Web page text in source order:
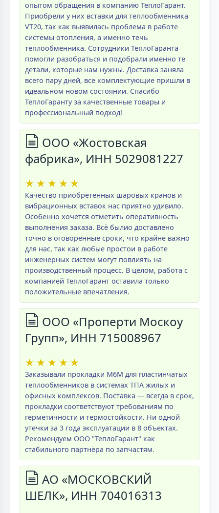
опытом обращения в компанию ТеплоГарант.
Приобрели у них вставки для теплообменника
VT20, так как выявилась проблема в работе
системы отопления, а именно течь
теплообменника. Сотрудники ТеплоГаранта
помогли разобраться и подобрали именно те
детали, которые нам нужны. Доставка заняла
всего пару дней, все комплектующие пришли в
идеальном новом состоянии. Спасибо
ТеплоГаранту за качественные товары и
профессиональный подход!
ООО «Жостовская
фабрика», ИНН 5029081227
★ ★ ★ ★ ★
Качество приобретенных шаровых кранов и
вибрационных вставок нас приятно удивило.
Особенно хочется отметить оперативность
выполнения заказа. Всё былио доставлено
точно в оговоренные сроки, что крайне важно
для нас, так как любые простои в работе
инженерных систем могут повлиять на
производственный процесс. В целом, работа с
компанией ТеплоГарант оставила только
положительные впечатления.
ООО «Проперти Москоу
Групп», ИНН 715008967
★ ★ ★ ★ ★
Заказывали прокладки M6M для пластинчатых
теплообменников в системах ТПА жилых и
офисных комплексов. Поставка — всегда в срок,
прокладки соответствуют требованиям по
герметичности и термостойкости. Ни одной
утечки за 3 года эксплуатации в 8 объектах.
Рекомендуем ООО "ТеплоГарант" как
стабильного партнёра по запчастям.
АО «МОСКОВСКИЙ
ШЕЛК», ИНН 704016313